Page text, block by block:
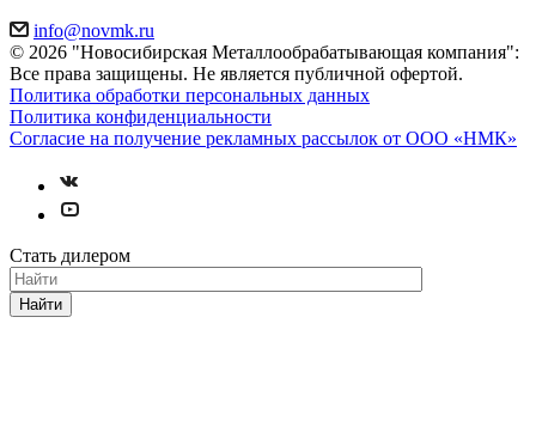
info@novmk.ru
© 2026 "Новосибирская Металлообрабатывающая компания":
Все права защищены. Не является публичной офертой.
Политика обработки персональных данных
Политика конфиденциальности
Согласие на получение рекламных рассылок от ООО «НМК»
Стать дилером
Найти